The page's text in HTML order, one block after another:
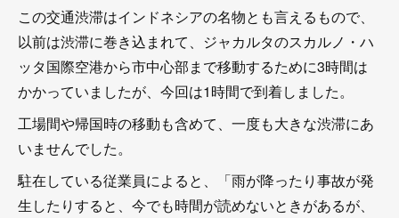
この交通渋滞はインドネシアの名物とも言えるもので、
以前は渋滞に巻き込まれて、ジャカルタのスカルノ・ハ
ッタ国際空港から市中心部まで移動するために3時間は
かかっていましたが、今回は1時間で到着しました。
工場間や帰国時の移動も含めて、一度も大きな渋滞にあ
いませんでした。
駐在している従業員によると、「雨が降ったり事故が発
生したりすると、今でも時間が読めないときがあるが、